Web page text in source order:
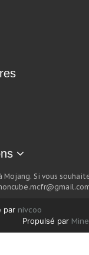
Si vous
par nivcoo
Propulsé par